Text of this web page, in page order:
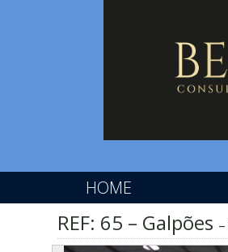
HOME
REF: 65 – Galpões